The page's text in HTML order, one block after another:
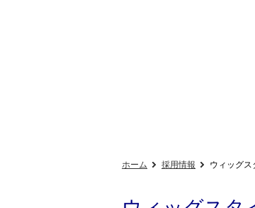
ホーム 採用情報 ウィッグ